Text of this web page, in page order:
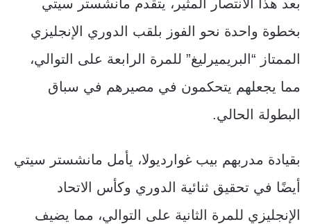
بعد هذا الانتصار المثير، يتقدم مانشستر سيتي
بخطوة واحدة نحو الفوز بلقب الدوري الإنجليزي
الممتاز “البريميرليغ” للمرة الرابعة على التوالي،
مما يجعلهم يتحكمون في مصيرهم في سباق
البطولة الحالي.
بقيادة مدربهم بيب غوارديولا، يأمل مانشستر سيتي
أيضًا في تحقيق ثنائية الدوري وكأس الاتحاد
الإنجليزي للمرة الثانية على التوالي، مما يضيف